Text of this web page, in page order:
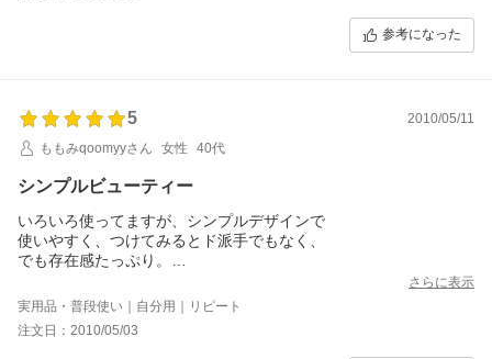
参考になった
5
2010/05/11
ももみqoomyyさん
女性 40代
シンプルビューティー
いろいろ使ってますが、シンプルデザインで
使いやすく、つけてみるとド派手でもなく、
でも存在感たっぷり。
歯が黒いので、少し出ても目立ちません。
さらに表示
実用品・普段使い｜自分用｜リピート
注文日：2010/05/03